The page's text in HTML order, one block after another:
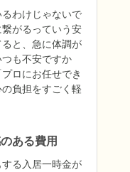
わけじゃないで
がるっていう安
と、急に体調が
も不安ですか
ロにお任せでき
負担をすごく軽
ある費用
る入居一時金が